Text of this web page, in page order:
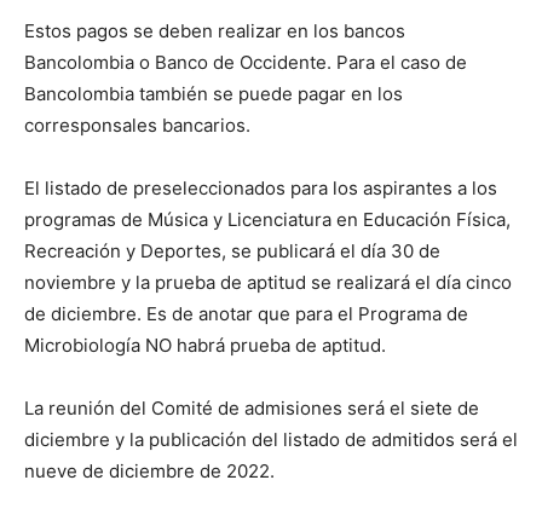
Estos pagos se deben realizar en los bancos
Bancolombia o Banco de Occidente. Para el caso de
Bancolombia también se puede pagar en los
corresponsales bancarios.
El listado de preseleccionados para los aspirantes a los
programas de Música y Licenciatura en Educación Física,
Recreación y Deportes, se publicará el día 30 de
noviembre y la prueba de aptitud se realizará el día cinco
de diciembre. Es de anotar que para el Programa de
Microbiología NO habrá prueba de aptitud.
La reunión del Comité de admisiones será el siete de
diciembre y la publicación del listado de admitidos será el
nueve de diciembre de 2022.